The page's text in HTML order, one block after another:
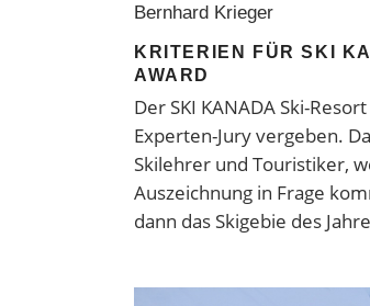
Bernhard Krieger
KRITERIEN FÜR SKI
AWARD
Der SKI KANADA Ski-
Experten-Jury vergeben.
Skilehrer und Touristiker,
Auszeichnung in Frage
dann das Skigebie des